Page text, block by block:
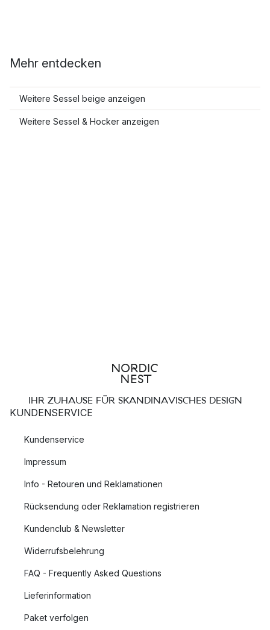
Mehr entdecken
Weitere Sessel beige anzeigen
Weitere Sessel & Hocker anzeigen
IHR ZUHAUSE FÜR SKANDINAVISCHES DESIGN
KUNDENSERVICE
Kundenservice
Impressum
Info - Retouren und Reklamationen
Rücksendung oder Reklamation registrieren
Kundenclub & Newsletter
Widerrufsbelehrung
FAQ - Frequently Asked Questions
Lieferinformation
Paket verfolgen